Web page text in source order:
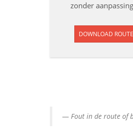
zonder
DOWNLOAD ROUTE
Fout in de route of